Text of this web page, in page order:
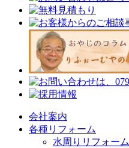
会社案内
各種リフォーム
水周りリフォーム